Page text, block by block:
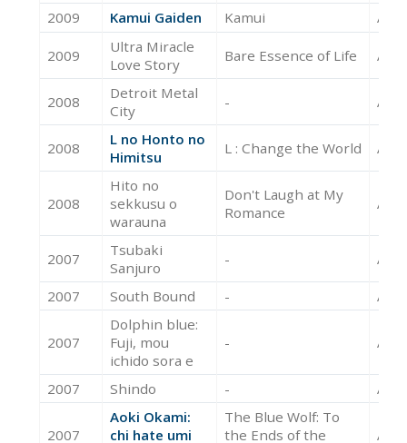
2009 Kamui Gaiden Kamui
2009
Ultra Miracle
Love Story
Bare Essence of Life
2008
Detroit Metal
City
-
2008
L no Honto no
Himitsu
L : Change the World
2008
Hito no
sekkusu o
warauna
Don't Laugh at My
Romance
2007
Tsubaki
Sanjuro
-
2007 South Bound -
2007
Dolphin blue:
Fuji, mou
ichido sora e
-
2007 Shindo -
2007
Aoki Okami:
chi hate umi
The Blue Wolf: To
the Ends of the